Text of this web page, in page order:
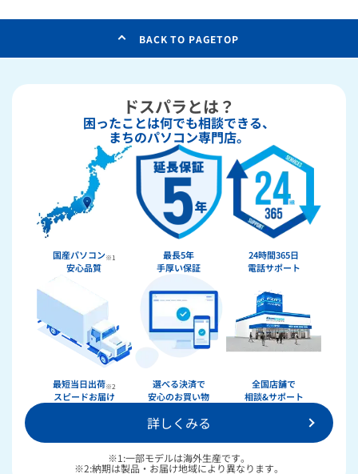
ドスパラ
36回まで無料！
新品のパーツ・周辺機器送料無料！
月額会員ならPC＋主要パーツ物損保証！
BACK TO PAGETOP
ドスパラとは？
困ったことは何でも相談できる、
まちのパソコン専門店。
国産パソコン※1
安心品質
最長5年
手厚い保証
24時間365日
電話サポート
最短当日出荷※2
スピードお届け
選べる決済で
安心のお買い物
全国店舗で
相談&サポート
詳しくみる
※1:一部モデルは海外生産です。
※2:納期は製品・お届け地域により異なります。